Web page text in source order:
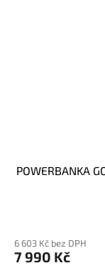
POWERBANKA
6 603 Kč bez DPH
7 990 Kč